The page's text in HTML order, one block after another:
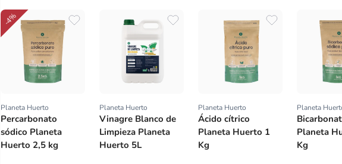
-4%
Proveedor:
Planeta Huerto
Percarbonato
sódico Planeta
Huerto 2,5 kg
Proveedor:
Planeta Huerto
Vinagre Blanco de
Limpieza Planeta
Huerto 5L
Proveedor:
Planeta Huerto
Ácido cítrico
Planeta Huerto 1
Kg
Planeta
Planeta
Kg